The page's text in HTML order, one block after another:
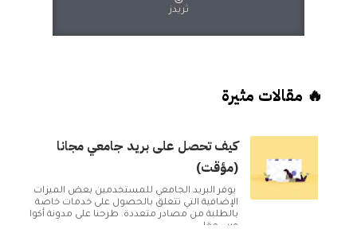
ثريدز
🔥 مقالات مثيرة
كيف تحصل على بريد جامعي مجانا
(مؤقت)
يوفر البريد الجامعي للمستخدمين بعض الميزات
الإضافية التي تتعلق بالحصول على خدمات خاصة
بالطلبة من مصادر متعددة. طرحنا على مدونة أكوا
ويب مقا...